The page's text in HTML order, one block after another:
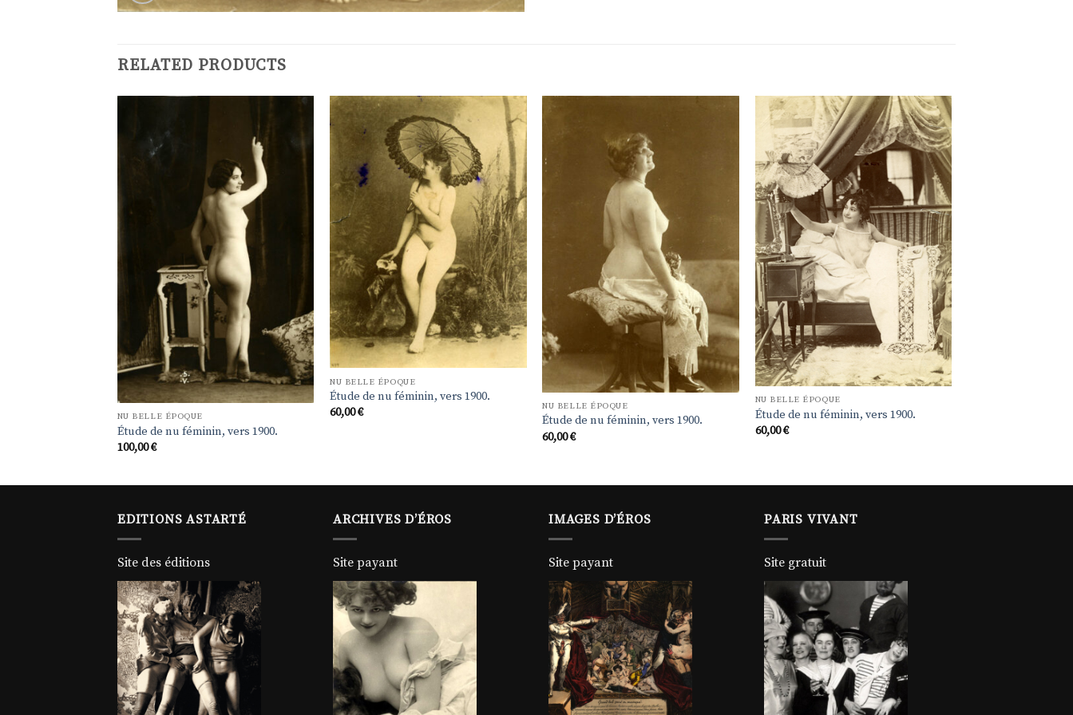
RELATED PRODUCTS
NU BELLE ÉPOQUE
Étude de nu féminin, vers 1900.
100,00€
Ajouter
à la
liste de
souhaits
NU BELLE ÉPOQUE
Étude de nu féminin, vers 1900.
60,00€ NU BELLE ÉPOQUE
Étude de nu féminin, vers 1900.
60,00€
Ajouter
à la
liste de
souhaits
NU BELLE ÉPOQUE
Étude de nu féminin, vers 1900.
60,00€
EDITIONS ASTARTÉ
Site des éditions
ARCHIVES D’ÉROS
Site payant
IMAGES D’ÉROS
Site payant
PARIS VIVANT
Site gratuit